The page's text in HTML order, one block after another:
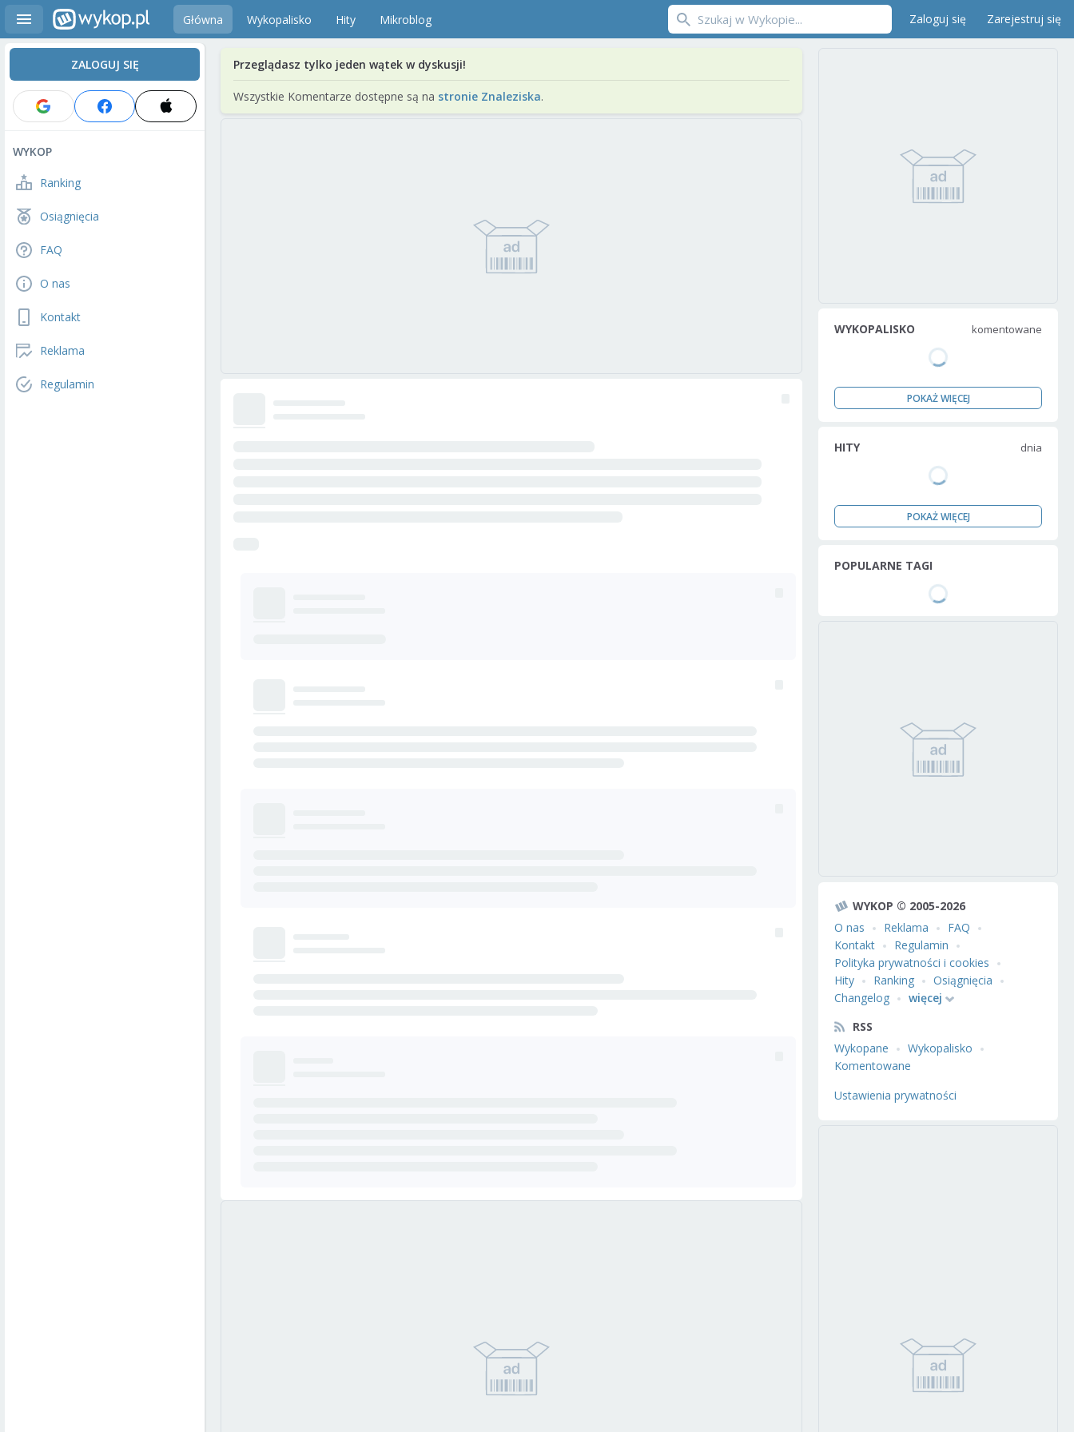
Główna Wykopalisko Hity Mikroblog Zaloguj się Zarejestruj się
ZALOGUJ SIĘ
WYKOP
Ranking
Osiągnięcia
FAQ
O nas
Kontakt
Reklama
Regulamin
Przeglądasz tylko jeden wątek w dyskusji!
Wszystkie Komentarze dostępne są na stronie Znaleziska.
WYKOPALISKO komentowane
POKAŻ WIĘCEJ
HITY dnia
POKAŻ WIĘCEJ
POPULARNE TAGI
WYKOP © 2005-2026
O nas
Reklama
FAQ
Kontakt
Regulamin
Polityka prywatności i cookies
Hity
Ranking
Osiągnięcia
Changelog
więcej
RSS
Wykopane
Wykopalisko
Komentowane
Ustawienia prywatności